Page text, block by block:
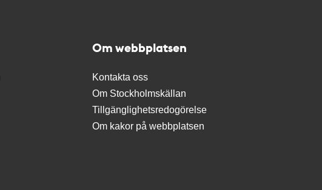
Om webbplatsen
Kontakta oss
Om Stockholmskällan
Tillgänglighetsredogörelse
Om kakor på webbplatsen